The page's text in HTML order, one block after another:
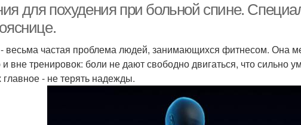
для похудения при больной спине.
весьма частая проблема людей, занимающихся фитнесом. Она
и вне тренировок: боли не дают свободно двигаться, что сильно
главное - не терять надежды.